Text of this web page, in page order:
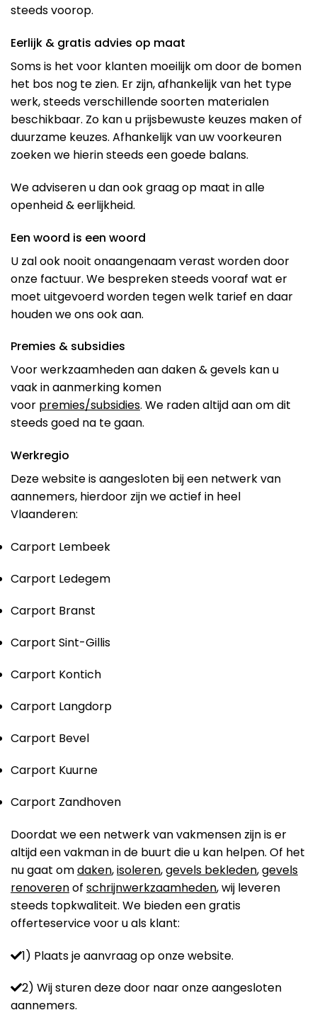
steeds voorop.
Eerlijk & gratis advies op maat
Soms is het voor klanten moeilijk om door de bomen
het bos nog te zien. Er zijn, afhankelijk van het type
werk, steeds verschillende soorten materialen
beschikbaar. Zo kan u prijsbewuste keuzes maken of
duurzame keuzes. Afhankelijk van uw voorkeuren
zoeken we hierin steeds een goede balans.
We adviseren u dan ook graag op maat in alle
openheid & eerlijkheid.
Een woord is een woord
U zal ook nooit onaangenaam verast worden door
onze factuur. We bespreken steeds vooraf wat er
moet uitgevoerd worden tegen welk tarief en daar
houden we ons ook aan.
Premies & subsidies
Voor werkzaamheden aan daken & gevels kan u
vaak in aanmerking komen
voor premies/subsidies. We raden altijd aan om dit
steeds goed na te gaan.
Werkregio
Deze website is aangesloten bij een netwerk van
aannemers, hierdoor zijn we actief in heel
Vlaanderen:
Carport Lembeek
Carport Ledegem
Carport Branst
Carport Sint-Gillis
Carport Kontich
Carport Langdorp
Carport Bevel
Carport Kuurne
Carport Zandhoven
Doordat we een netwerk van vakmensen zijn is er
altijd een vakman in de buurt die u kan helpen. Of het
nu gaat omdaken,isoleren,gevels bekleden,gevels
renoverenof schrijnwerkzaamheden, wij leveren
steeds topkwaliteit. We bieden een gratis
offerteservice voor u als klant:
1) Plaats je aanvraag op onze website.
2) Wij sturen deze door naar onze aangesloten
aannemers.